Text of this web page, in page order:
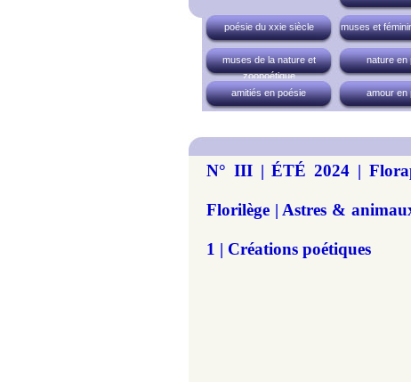
poésie du xxie siècle muses et
muses de la nature et
zoopoétique
nature en
amitiés en poésie amour en
N° III | ÉTÉ 2024 |
Florilège | Astres &
1 | Créations poétiques